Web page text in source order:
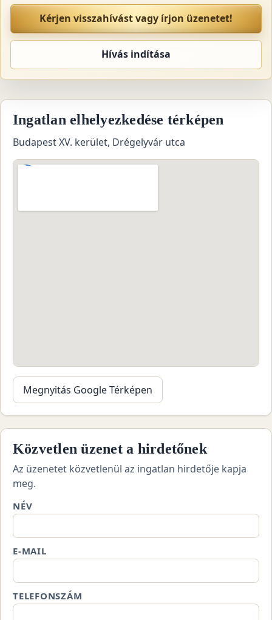
Kérjen visszahívást vagy írjon üzenetet!
Hívás indítása
Ingatlan elhelyezkedése térképen
Budapest XV. kerület, Drégelyvár utca
Megnyitás Google Térképen
Közvetlen üzenet a hirdetőnek
Az üzenetet közvetlenül az ingatlan hirdetője kapja
meg.
NÉV
E-MAIL
TELEFONSZÁM